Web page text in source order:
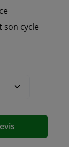
cycle